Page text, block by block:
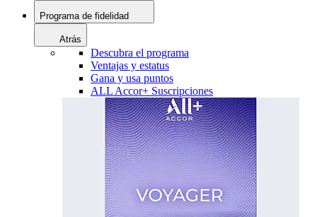
Programa de fidelidad
Atrás
Descubra el programa
Ventajas y estatus
Gana y usa puntos
ALL Accor+ Suscripciones